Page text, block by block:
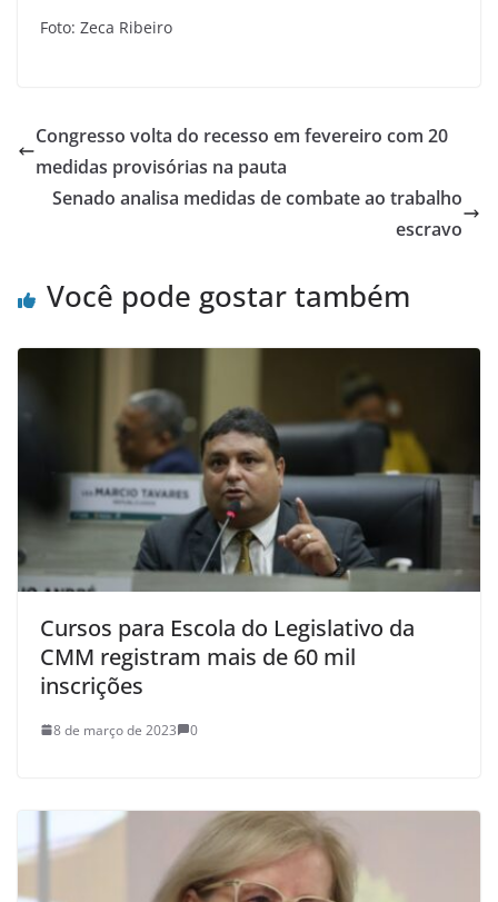
Foto: Zeca Ribeiro
Congresso volta do recesso em fevereiro com 20
medidas provisórias na pauta
Senado analisa medidas de combate ao trabalho
escravo
Você pode gostar também
Cursos para Escola do Legislativo da
CMM registram mais de 60 mil
inscrições
8 de março de 2023 0